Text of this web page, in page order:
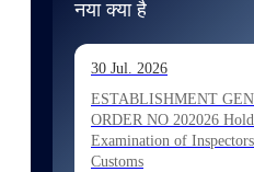
नया क्या है
30 Jul. 2026
ESTABLISHMENT
ORDER NO 202026
Examination of
Customs